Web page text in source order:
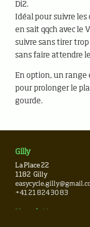
Di2.
Idéal pour suivre les
en sait qqch avec le
suivre sans tirer
sans faire attendre
En option, un range
pour prolonger le
gourde.
Gilly
La Place 22
1182 Gilly
+41 21 824 30 83